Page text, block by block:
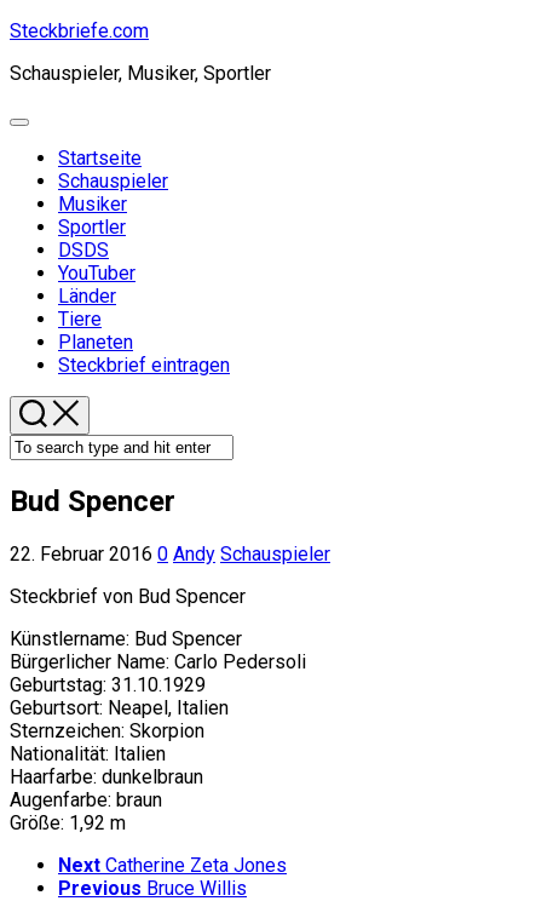
Skip
content
Steckbriefe.com
Schauspieler, Musiker, Sportler
Expand
Startseite
Current
Page
Parent
Schauspieler
Musiker
Sportler
DSDS
YouTuber
Länder
Tiere
Planeten
Steckbrief eintragen
Bud Spencer
22. Februar 2016 0 Andy Schauspieler
Steckbrief von Bud Spencer
Künstlername: Bud Spencer
Bürgerlicher Name: Carlo Pedersoli
Geburtstag: 31.10.1929
Geburtsort: Neapel, Italien
Sternzeichen: Skorpion
Nationalität: Italien
Haarfarbe: dunkelbraun
Augenfarbe: braun
Größe: 1,92 m
Next Catherine Zeta Jones
Previous Bruce Willis